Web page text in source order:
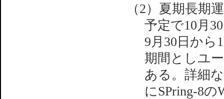
（2）夏期長期
予定で10月
9月30日から
期間としユ
ある。詳細
にSPring-8